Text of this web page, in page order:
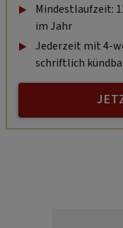
Mindestlaufzeit:
im Jahr
Jederzeit mit 4-
schriftlich